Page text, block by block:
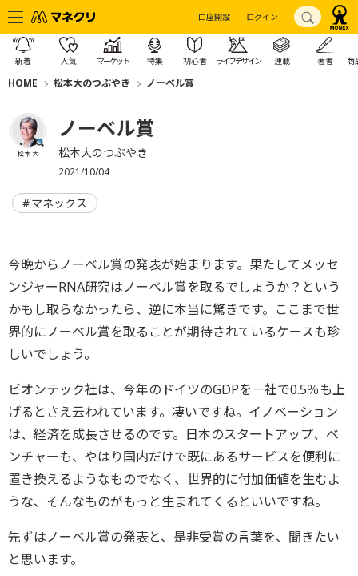
口座開設 ログイン
新着 人気 マーケット 特集 初心者 ライフデザイン 連載 著者 商
HOME 松本大のつぶやき ノーベル賞
松本 大
ノーベル賞
松本大のつぶやき
2021/10/04
マネックス
今晩からノーベル賞の発表が始まります。果たしてメッセ
ンジャーRNA研究はノーベル賞を取るでしょうか？という
かもし取らなかったら、逆に本当に驚きです。ここまで世
界的にノーベル賞を取ることが期待されているケースも珍
しいでしょう。
ビオンテック社は、今年のドイツのGDPを一社で0.5％も上
げるとさえ云われています。凄いですね。イノベーション
は、経済を成長させるのです。日本のスタートアップ、ベ
ンチャーも、やはり国内だけで既にあるサービスを便利に
置き換えるようなものでなく、世界的に付加価値を生むよ
うな、そんなものがもっと生まれてくるといいですね。
先ずはノーベル賞の発表と、是非受賞の言葉を、聞きたい
と思います。